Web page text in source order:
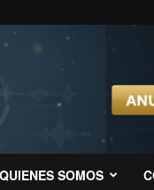
QUIENES SOMOS